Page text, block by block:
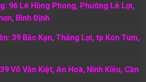
96 Lê Hồng Phong, Phường Lê Lợi,
Bình Định.
39 Bắc Kạn, Thắng Lợi, tp Kon Tum,
Võ Văn Kiệt, An Hoà, Ninh Kiều, Cần